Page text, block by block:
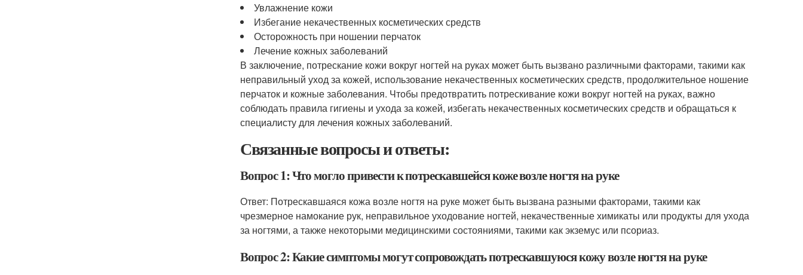
Увлажнение кожи
Избегание некачественных косметических средств
Осторожность при ношении перчаток
Лечение кожных заболеваний
В заключение, потрескание кожи вокруг ногтей на руках может быть вызвано различными факторами, такими как
неправильный уход за кожей, использование некачественных косметических средств, продолжительное ношение
перчаток и кожные заболевания. Чтобы предотвратить потрескивание кожи вокруг ногтей на руках, важно
соблюдать правила гигиены и ухода за кожей, избегать некачественных косметических средств и обращаться к
специалисту для лечения кожных заболеваний.
Связанные вопросы и ответы:
Вопрос 1: Что могло привести к потрескавшейся коже возле ногтя на руке
Ответ: Потрескавшаяся кожа возле ногтя на руке может быть вызвана разными факторами, такими как
чрезмерное намокание рук, неправильное уходование ногтей, некачественные химикаты или продукты для ухода
за ногтями, а также некоторыми медицинскими состояниями, такими как экземус или псориаз.
Вопрос 2: Какие симптомы могут сопровождать потрескавшуюся кожу возле ногтя на руке